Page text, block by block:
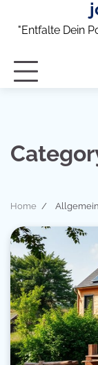
"Entfalte Dein
Home Allgemein